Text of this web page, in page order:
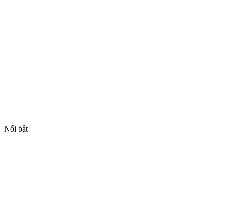
Nổi bật